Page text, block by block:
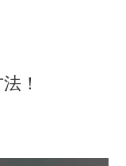
！